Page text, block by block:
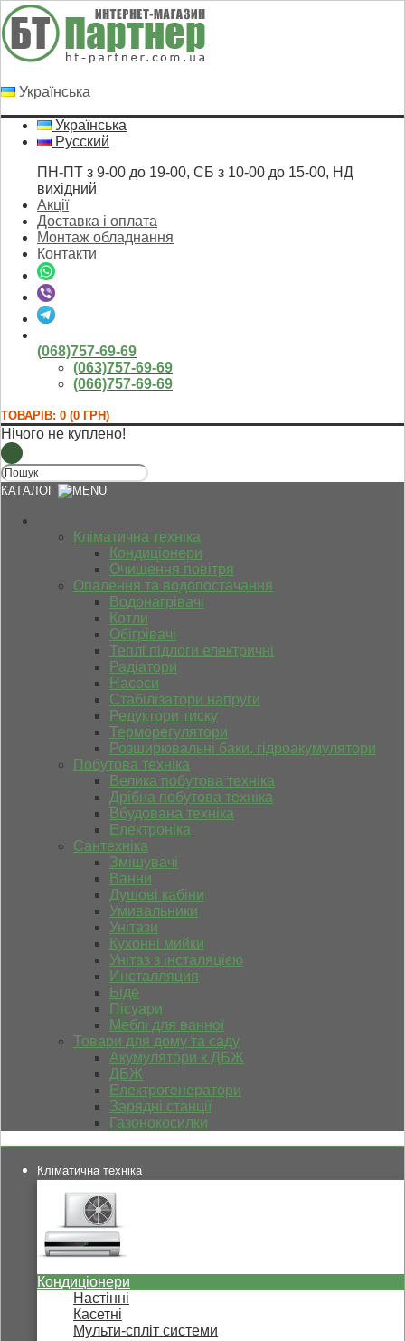
Українська
Українська
Русский
ПН-ПТ з 9-00 до 19-00, СБ з 10-00 до 15-00, НД
вихідний
Акції
Доставка і оплата
Монтаж обладнання
Контакти
(068)757-69-69
(063)757-69-69
(066)757-69-69
ТОВАРІВ: 0 (0 ГРН)
Нічого не куплено!
КАТАЛОГ
Кліматична техніка
Кондиціонери
Очищення повітря
Опалення та водопостачання
Водонагрівачі
Котли
Обігрівачі
Теплі підлоги електричні
Радіатори
Насоси
Стабілізатори напруги
Редуктори тиску
Терморегулятори
Розширювальні баки, гідроакумулятори
Побутова техніка
Велика побутова техніка
Дрібна побутова техніка
Вбудована техніка
Електроніка
Сантехніка
Змішувачі
Ванни
Душові кабіни
Умивальники
Унітази
Кухонні мийки
Унітаз з інсталяцією
Инсталляция
Біде
Пісуари
Меблі для ванної
Товари для дому та саду
Акумулятори к ДБЖ
ДБЖ
Електрогенератори
Зарядні станції
Газонокосилки
Кліматична техніка
Кондиціонери
Настінні
Касетні
Мульти-спліт системи